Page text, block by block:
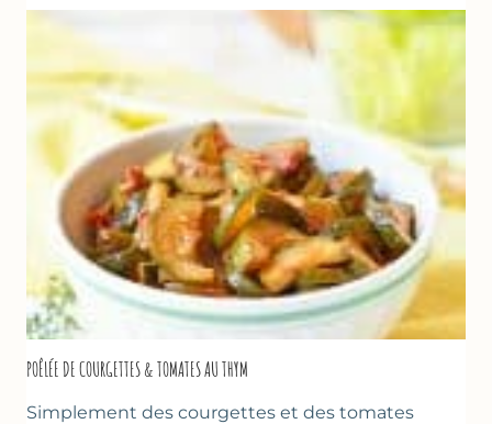
POÊLÉE DE COURGETTES & TOMATES AU THYM
Simplement des courgettes et des tomates